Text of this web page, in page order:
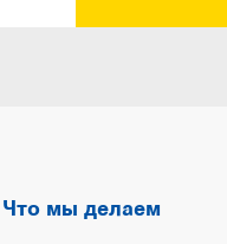
Что мы делаем